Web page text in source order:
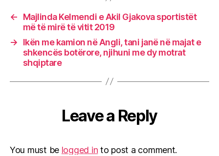
←
Majlinda Kelmendi e Akil Gjakova sportistët
më të mirë të vitit 2019
→
Ikën me kamion në Angli, tani janë në majat e
shkencës botërore, njihuni me dy motrat
shqiptare
Leave a Reply
You must be logged in to post a comment.